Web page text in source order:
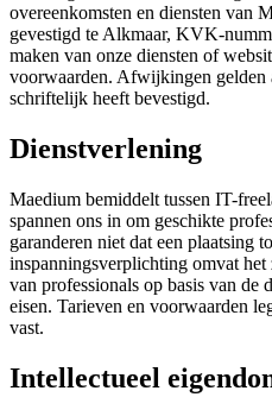
overeenkomsten en diensten van
gevestigd te Alkmaar, KVK-
maken van onze diensten of
voorwaarden. Afwijkingen gelden
schriftelijk heeft bevestigd.
Dienstverlening
Maedium bemiddelt tussen IT-
spannen ons in om geschikte
garanderen niet dat een plaatsing
inspanningsverplichting omvat het
van professionals op basis van de
eisen. Tarieven en voorwaarden
vast.
Intellectueel